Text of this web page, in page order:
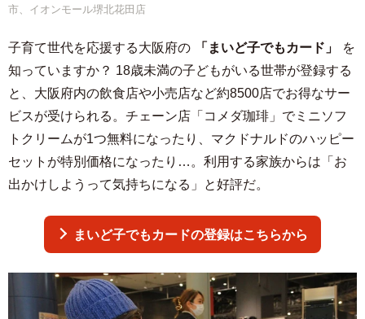
市、イオンモール堺北花田店
子育て世代を応援する大阪府の 「まいど子でもカード」
を
知っていますか？ 18歳未満の子どもがいる世帯が登録する
と、大阪府内の飲食店や小売店など約8500店でお得なサー
ビスが受けられる。チェーン店「コメダ珈琲」でミニソフ
トクリームが1つ無料になったり、マクドナルドのハッピー
セットが特別価格になったり…。利用する家族からは「お
出かけしようって気持ちになる」と好評だ。
まいど子でもカードの登録はこちらから